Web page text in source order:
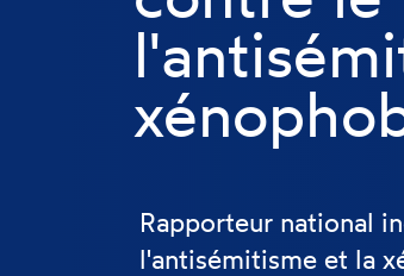
Rapporteur national
l'antisémitisme et la